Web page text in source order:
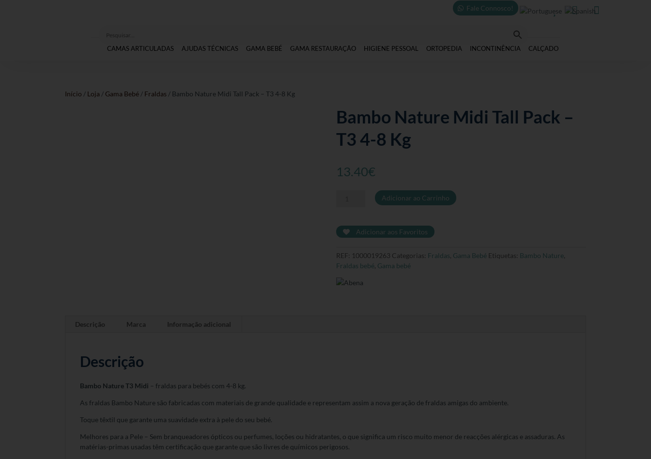
Fale Connosco!   
CAMAS ARTICULADAS AJUDAS TÉCNICAS GAMA BEBÉ GAMA RESTAURAÇÃO HIGIENE PESSOAL ORTOPEDIA INCONTINÊNCIA CALÇADO
Início / Loja / Gama Bebé / Fraldas / Bambo Nature Midi Tall Pack – T3 4-8 Kg
Bambo Nature Midi Tall Pack –
T3 4-8 Kg
13.40€
Nature
Midi
Pack
-
4-
Adicionar ao Carrinho
Adicionar aos Favoritos
REF: 1000019263 Categorias: Fraldas, Gama Bebé Etiquetas: Bambo Nature,
Fraldas bebé, Gama bebé
Descrição Marca Informação adicional
Descrição
Bambo Nature T3 Midi – fraldas para bebés com 4-8 kg.
As fraldas Bambo Nature são fabricadas com materiais de grande qualidade e representam assim a nova geração de fraldas amigas do ambiente.
Toque têxtil que garante uma suavidade extra à pele do seu bebé.
Melhores para a Pele – Sem branqueadores ópticos ou perfumes, loções ou hidratantes, o que significa um risco muito menor de reacções alérgicas e assaduras. As
matérias-primas usadas têm certificação que garante que são livres de químicos perigosos.